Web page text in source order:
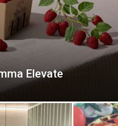
Elevate